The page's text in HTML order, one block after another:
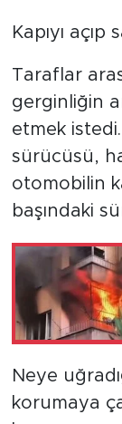
Kapıyı açıp
Taraflar
gerginliğin
etmek
sürücüsü,
otomobilin
başındaki
Neye
korumaya